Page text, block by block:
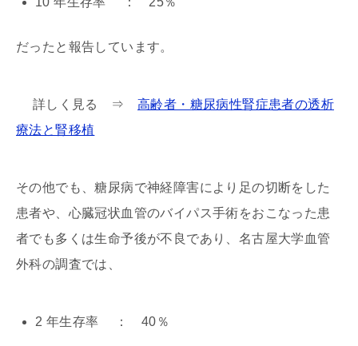
だったと報告しています。
詳しく見る ⇒ 高齢者・糖尿病性腎症患者の透析
療法と腎移植
その他でも、糖尿病で神経障害により足の切断をした
患者や、心臓冠状血管のバイパス手術をおこなった患
者でも多くは生命予後が不良であり、名古屋大学血管
外科の調査では、
2 年生存率 ： 40％